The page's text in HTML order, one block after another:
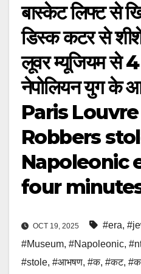
बास्केट लिफ्ट से
डिस्क कटर से
लूवर म्यूजियम से
नेपोलियन युग के
Paris
Robbers
Napoleonic
four
OCT 19, 2025 #era,
#Museum, #Napoleonic,
#stole, #आभषण, #क, #कट,